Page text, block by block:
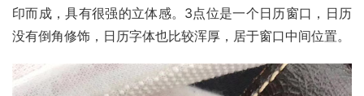
印而成，具有很强的立体感。3点位是一个日历窗口，日历
没有倒角修饰，日历字体也比较浑厚，居于窗口中间位置。